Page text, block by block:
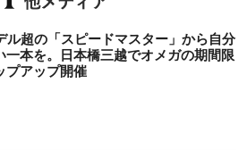
ル超の「スピードマスター」から自分
一本を。日本橋三越でオメガの期間限
プアップ開催